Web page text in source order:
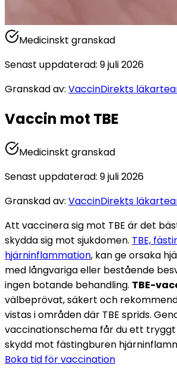
Medicinskt granskad
Senast uppdaterad: 9 juli 2026
Granskad av: VaccinDirekts
Vaccin mot TBE
Medicinskt granskad
Senast uppdaterad: 9 juli 2026
Granskad av: VaccinDirekts
Att vaccinera sig mot TBE är det
skydda sig mot sjukdomen. TBE,
hjärninflammation, kan ge orsaka
med långvariga eller bestående
ingen botande behandling. TBE-
välbeprövat, säkert och
vistas i områden där TBE sprids.
vaccinationschema får du ett
skydd mot fästingburen
Boka tid för vaccination